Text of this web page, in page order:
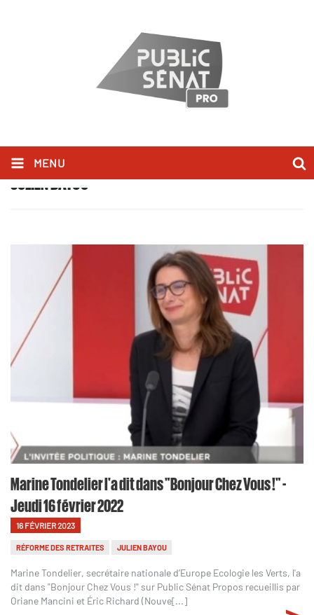
MENU
JULIEN BAYOU
Marine Tondelier l'a dit dans "Bonjour Chez Vous !" -
Jeudi 16 février 2022
16 FÉVRIER 2023
RÉFORME DES RETRAITES JULIEN BAYOU
Marine Tondelier, secrétaire nationale d’Europe Ecologie les Verts, l'a
dit dans "Bonjour Chez Vous !" sur Public Sénat Propos recueillis par
Oriane Mancini et Éric Richard (Nouve[...]